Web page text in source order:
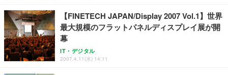
【FINETECH JAPAN/Display 2007 Vol.1】世界
最大規模のフラットパネルディスプレイ展が開
幕
IT・デジタル
2007.4.11(水) 14:11